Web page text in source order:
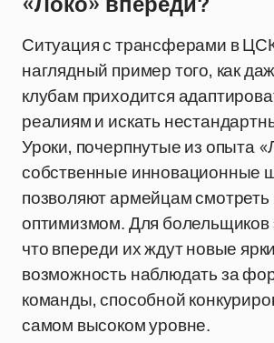
Ситуация с трансферами в
наглядный пример того, как
клубам приходится
реалиям и искать
Уроки, почерпнутые из опыта
собственные инновационные
позволяют армейцам
оптимизмом. Для болельщиков
что впереди их ждут новые
возможность наблюдать за
команды, способной
самом высоком уровне.